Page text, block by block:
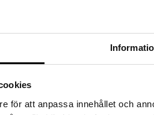
för att anpassa innehållet och
31.8.2026 asti mutta ole nopea -
voivat päästä loppumaan!
Rose on mieto sokerikuorinta